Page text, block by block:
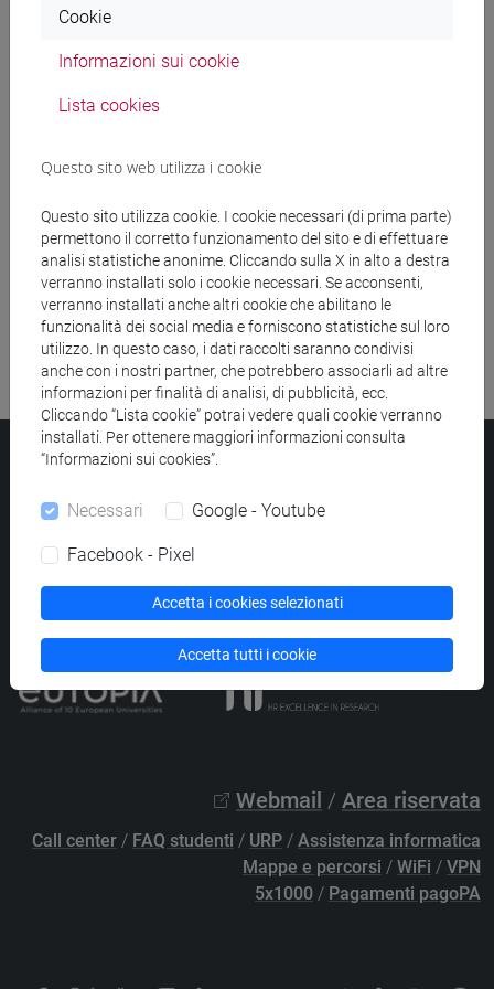
Ricerca insegnamenti
Ricerca pubblicazioni
Ricerca risorse bibliografiche
Università Ca’ Foscari
PECprotocollo@pec.unive.it
Privacy/Cookies/Credits e note legali
Elenco siti tematici
Webmail / Area riservata
Call center / FAQ studenti / URP / Assistenza informatica
Mappe e percorsi / WiFi / VPN
5x1000 / Pagamenti pagoPA
Cookie
Informazioni sui cookie
Lista cookies
Questo sito web utilizza i cookie
Questo sito utilizza cookie. I cookie necessari (di prima parte)
permettono il corretto funzionamento del sito e di effettuare
analisi statistiche anonime. Cliccando sulla X in alto a destra
verranno installati solo i cookie necessari. Se acconsenti,
verranno installati anche altri cookie che abilitano le
funzionalità dei social media e forniscono statistiche sul loro
utilizzo. In questo caso, i dati raccolti saranno condivisi
anche con i nostri partner, che potrebbero associarli ad altre
informazioni per finalità di analisi, di pubblicità, ecc.
Cliccando “Lista cookie” potrai vedere quali cookie verranno
installati. Per ottenere maggiori informazioni consulta
“Informazioni sui cookies”.
Necessari Google - Youtube
Facebook - Pixel
Accetta i cookies selezionati
Accetta tutti i cookie